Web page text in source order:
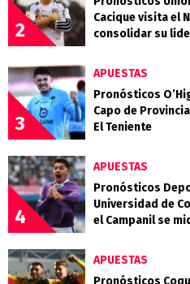
2
Cacique visita el
consolidar su
3
APUESTAS
Pronósticos
Capo de
El Teniente
4
APUESTAS
Pronósticos
Universidad de
el Campanil se
APUESTAS